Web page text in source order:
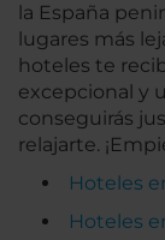
la España
lugares más
hoteles te
excepcional y
conseguirás
relajarte.
Hoteles
Hoteles